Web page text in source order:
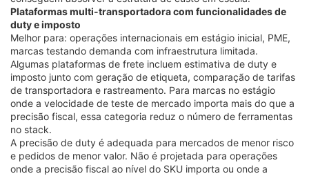
Plataformas multi-transportadora com funcionalidades de
duty e imposto
Melhor para: operações internacionais em estágio inicial, PME,
marcas testando demanda com infraestrutura limitada.
Algumas plataformas de frete incluem estimativa de duty e
imposto junto com geração de etiqueta, comparação de tarifas
de transportadora e rastreamento. Para marcas no estágio
onde a velocidade de teste de mercado importa mais do que a
precisão fiscal, essa categoria reduz o número de ferramentas
no stack.
A precisão de duty é adequada para mercados de menor risco
e pedidos de menor valor. Não é projetada para operações
onde a precisão fiscal ao nível do SKU importa ou onde a